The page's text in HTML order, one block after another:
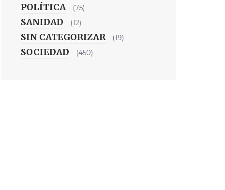
POLÍTICA (75)
SANIDAD (12)
SIN CATEGORIZAR (19)
SOCIEDAD (450)